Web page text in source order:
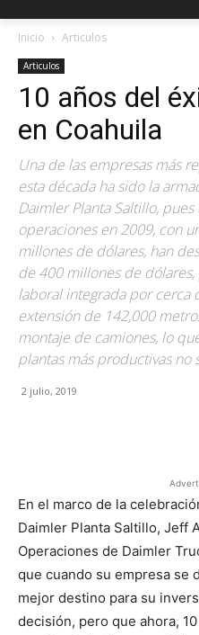
Inicio Articulos
Articulos
10 años del
en Coahuila
Una de las empresas más
esta década ha sido la
Daimler Planta Saltillo,
operaciones en 2009, con
millones de dólares, han
de 400 millones de
laboral integrada por cerca
extensión de 142,000
montaje de camiones, lo
plantas más productivas no
2 julio, 2019
En el marco de la
Daimler Planta Saltillo, Jeff
Operaciones de Daimler
que cuando su empresa se
mejor destino para su
decisión, pero que ahora,